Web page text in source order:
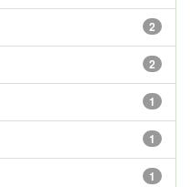
2
2
1
1
1